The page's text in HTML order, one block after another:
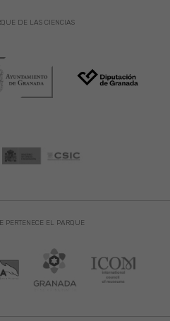
PERTENECE EL PARQUE
DE LAS CIENCIAS